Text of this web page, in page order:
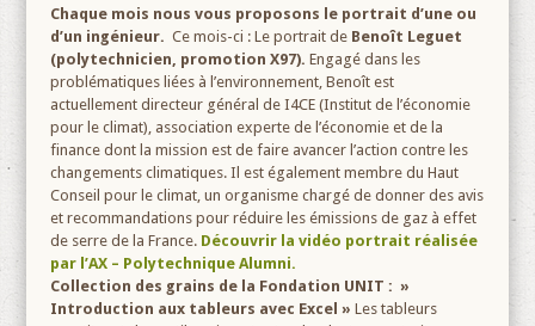
Chaque mois nous vous proposons le portrait d’une ou
d’un ingénieur. Ce mois-ci : Le portrait de Benoît Leguet
(polytechnicien, promotion X97). Engagé dans les
problématiques liées à l’environnement, Benoît est
actuellement directeur général de I4CE (Institut de l’économie
pour le climat), association experte de l’économie et de la
finance dont la mission est de faire avancer l’action contre les
changements climatiques. Il est également membre du Haut
Conseil pour le climat, un organisme chargé de donner des avis
et recommandations pour réduire les émissions de gaz à effet
de serre de la France. Découvrir la vidéo portrait réalisée
par l’AX – Polytechnique Alumni.
Collection des grains de la Fondation UNIT : »
Introduction aux tableurs avec Excel » Les tableurs